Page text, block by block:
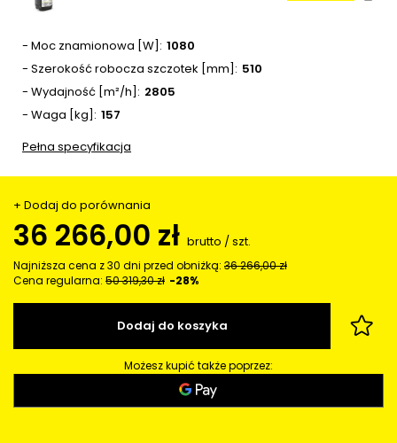
- Moc znamionowa [W] 1080
- Szerokość robocza szczotek [mm]
510
- Wydajność [m²/h]
2805
- Waga [kg] 157
Pełna specyfikacja
+ Dodaj do porównania
36 266,00 zł brutto /szt.
Najniższa cena z 30 dni przed obniżką: 36 266,00 zł
Cena regularna: 50 319,30 zł -28%
Dodaj do koszyka
Możesz kupić także poprzez: